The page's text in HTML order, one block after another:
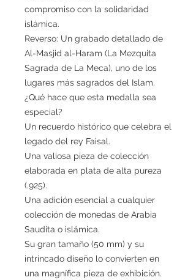
compromiso con la solidaridad
islámica.
Reverso: Un grabado detallado de
Al-Masjid al-Haram (La Mezquita
Sagrada de La Meca), uno de los
lugares más sagrados del Islam.
¿Qué hace que esta medalla sea
especial?
Un recuerdo histórico que celebra el
legado del rey Faisal.
Una valiosa pieza de colección
elaborada en plata de alta pureza
(.925).
Una adición esencial a cualquier
colección de monedas de Arabia
Saudita o islámica.
Su gran tamaño (50 mm) y su
intrincado diseño lo convierten en
una magnífica pieza de exhibición.